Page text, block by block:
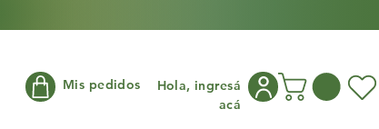
Mis pedidos
Hola, ingresá
acá